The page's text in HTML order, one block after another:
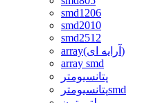
smd1206
smd2010
smd2512
array(آرایه ای)
array smd
پتانسیومتر
پتانسیومترsmd